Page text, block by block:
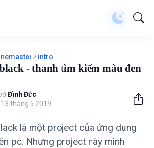
intro
- thanh tìm kiếm màu đen
Đình Đức
tháng 6 2019
là một project của ứng dụng
pc. Nhưng project này mình